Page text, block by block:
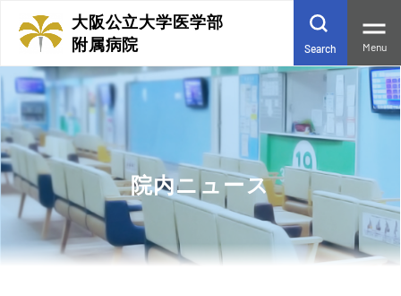
大阪公立大学医学部
附属病院
Search Menu
院内ニュース